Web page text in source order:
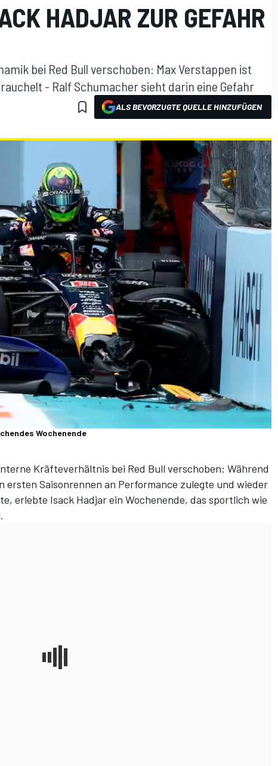
HADJAR ZUR GEFAHR
bei Red Bull verschoben: Max Verstappen ist
- Ralf Schumacher sieht darin eine Gefahr
ALS BEVORZUGTE QUELLE HINZUFÜGEN
Wochenende
Kräfteverhältnis bei Red Bull verschoben: Während
ersten Saisonrennen an Performance zulegte und wieder
erlebte Isack Hadjarein Wochenende, das sportlich wie
.